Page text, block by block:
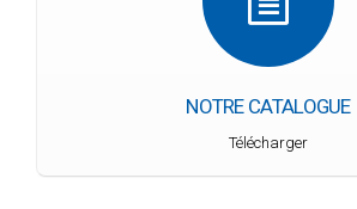
NOTRE CATALOGUE
Télécharger